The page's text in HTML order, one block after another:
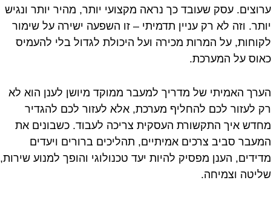
ערוצים. עסק שעובד כך נראה מקצועי יותר, מהיר יותר ונגיש
יותר. וזה לא רק עניין תדמיתי – זו השפעה ישירה על שימור
לקוחות, על המרות מכירה ועל היכולת לגדול בלי להעמיס
כאוס על המערכת.
הערך האמיתי של מדריך למעבר ממוקד מיושן לענן הוא לא
רק לעזור לכם להחליף מערכת, אלא לעזור לכם להגדיר
מחדש איך התקשורת העסקית צריכה לעבוד. כשבונים את
המעבר סביב צרכים אמיתיים, תהליכים ברורים ויעדים
מדידים, הענן מפסיק להיות יעד טכנולוגי והופך למנוע שירות,
שליטה וצמיחה.